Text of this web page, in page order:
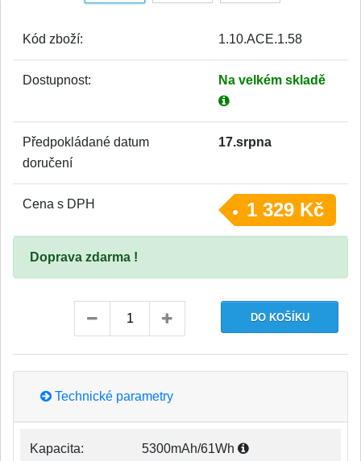
Kód zboží: 1.10.ACE.1.58
Dostupnost: Na velkém skladě
Předpokládané datum
doručení
17.srpna
Cena s DPH 1 329 Kč
Doprava zdarma !
Technické parametry
Kapacita: 5300mAh/61Wh